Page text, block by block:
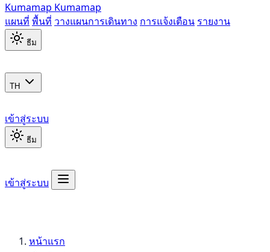
Kumamap Kumamap
แผนที่ พื้นที่ วางแผนการเดินทาง การแจ้งเตือน รายงาน
ธีม
TH
เข้าสู่ระบบ
ธีม
เข้าสู่ระบบ
หน้าแรก